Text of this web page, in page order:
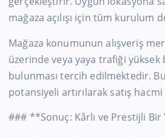
mağaza açılışı için tüm kurulum
Mağaza konumunun alışveriş
üzerinde veya yaya trafiği yüksek
bulunması tercih edilmektedir.
potansiyeli artırılarak satış
### **Sonuç: Kârlı ve Prestijli Bir